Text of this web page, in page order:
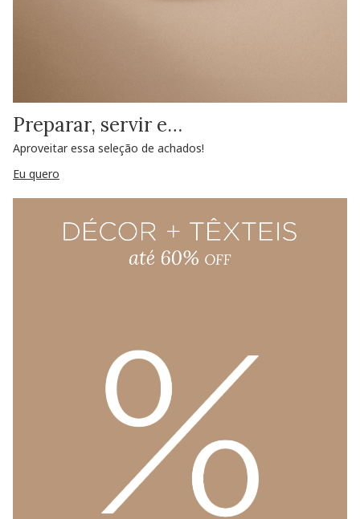
Preparar, servir e…
Aproveitar essa seleção de achados!
Eu quero